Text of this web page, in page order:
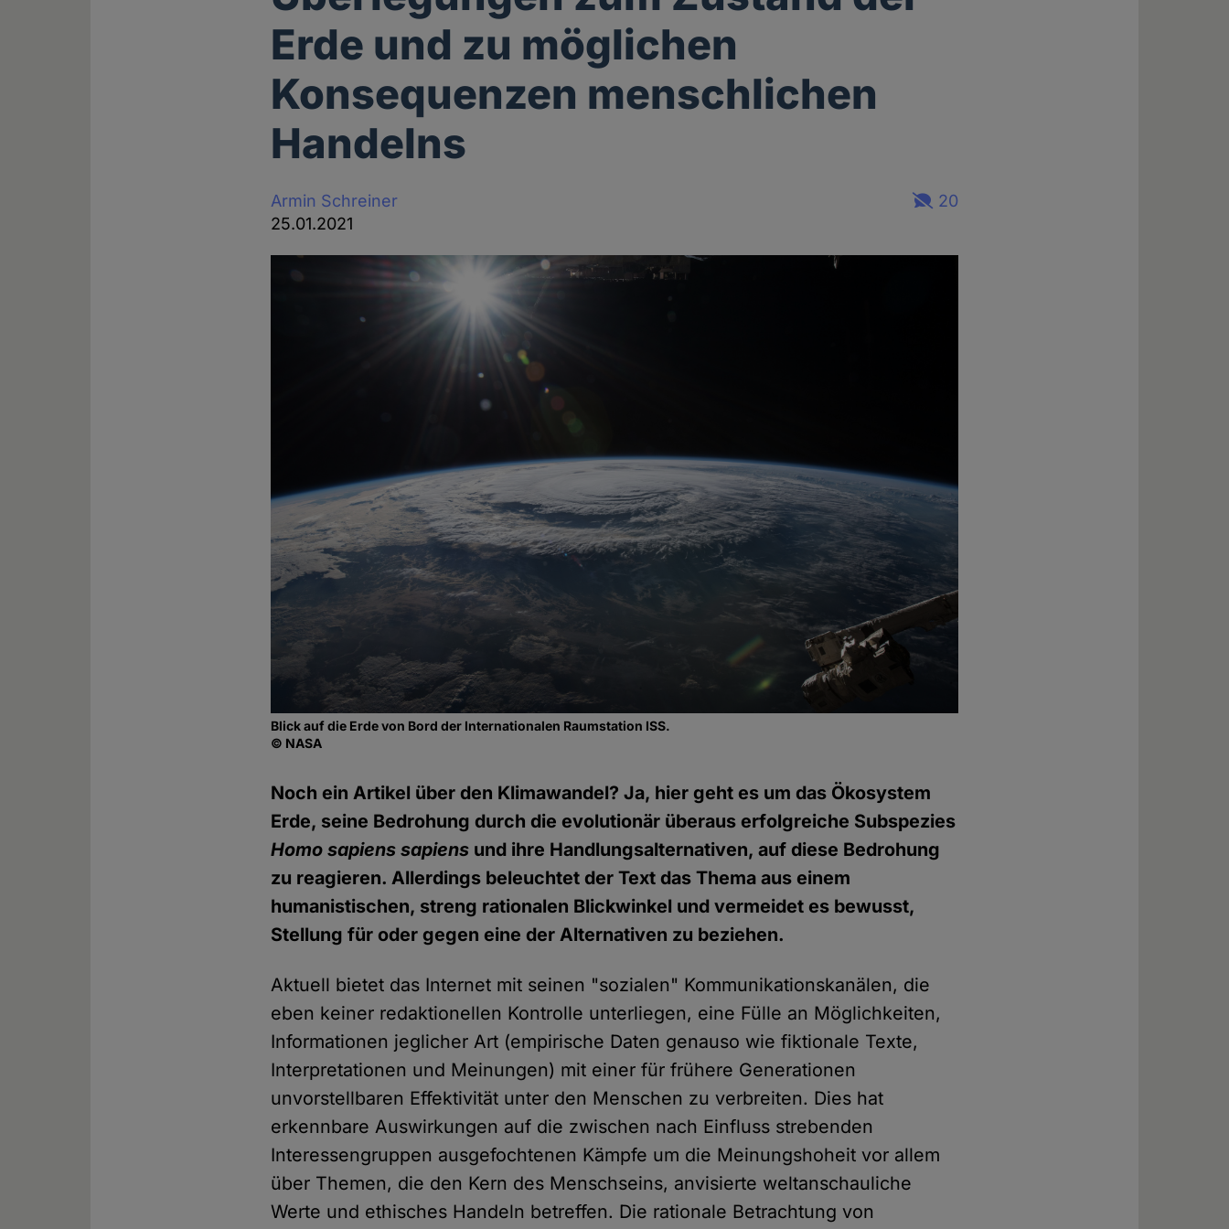
Erde und zu möglichen
Konsequenzen menschlichen
Handelns
Armin Schreiner
25.01.2021
20
Blick auf die Erde von Bord der Internationalen Raumstation ISS.
© NASA
Noch ein Artikel über den Klimawandel? Ja, hier geht es um das Ökosystem
Erde, seine Bedrohung durch die evolutionär überaus erfolgreiche Subspezies
Homo sapiens sapiens und ihre Handlungsalternativen, auf diese Bedrohung
zu reagieren. Allerdings beleuchtet der Text das Thema aus einem
humanistischen, streng rationalen Blickwinkel und vermeidet es bewusst,
Stellung für oder gegen eine der Alternativen zu beziehen.
Aktuell bietet das Internet mit seinen "sozialen" Kommunikationskanälen, die
eben keiner redaktionellen Kontrolle unterliegen, eine Fülle an Möglichkeiten,
Informationen jeglicher Art (empirische Daten genauso wie fiktionale Texte,
Interpretationen und Meinungen) mit einer für frühere Generationen
unvorstellbaren Effektivität unter den Menschen zu verbreiten. Dies hat
erkennbare Auswirkungen auf die zwischen nach Einfluss strebenden
Interessengruppen ausgefochtenen Kämpfe um die Meinungshoheit vor allem
über Themen, die den Kern des Menschseins, anvisierte weltanschauliche
Werte und ethisches Handeln betreffen. Die rationale Betrachtung von